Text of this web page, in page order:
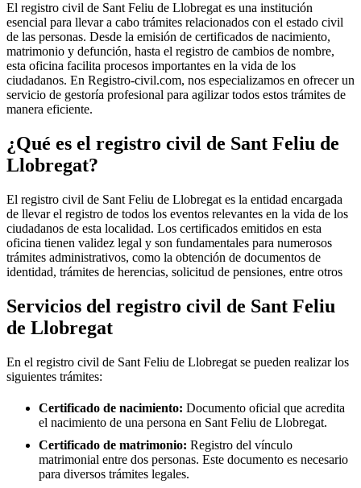
El registro civil de Sant Feliu de Llobregat es una institución
esencial para llevar a cabo trámites relacionados con el estado civil
de las personas. Desde la emisión de certificados de nacimiento,
matrimonio y defunción, hasta el registro de cambios de nombre,
esta oficina facilita procesos importantes en la vida de los
ciudadanos. En Registro-civil.com, nos especializamos en ofrecer un
servicio de gestoría profesional para agilizar todos estos trámites de
manera eficiente.
¿Qué es el registro civil de Sant Feliu de
Llobregat?
El registro civil de Sant Feliu de Llobregat es la entidad encargada
de llevar el registro de todos los eventos relevantes en la vida de los
ciudadanos de esta localidad. Los certificados emitidos en esta
oficina tienen validez legal y son fundamentales para numerosos
trámites administrativos, como la obtención de documentos de
identidad, trámites de herencias, solicitud de pensiones, entre otros
Servicios del registro civil de Sant Feliu
de Llobregat
En el registro civil de Sant Feliu de Llobregat se pueden realizar los
siguientes trámites:
Certificado de nacimiento: Documento oficial que acredita
el nacimiento de una persona en Sant Feliu de Llobregat.
Certificado de matrimonio: Registro del vínculo
matrimonial entre dos personas. Este documento es necesario
para diversos trámites legales.